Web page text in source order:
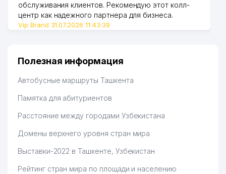
обслуживания клиентов. Рекомендую этот колл-
центр как надежного партнера для бизнеса.
Vip Brand 31.07.2026 11:43:39
Полезная информация
Автобусные маршруты Ташкента
Памятка для абитуриентов
Расстояние между городами Узбекистана
Домены верхнего уровня стран мира
Выставки-2022 в Ташкенте, Узбекистан
Рейтинг стран мира по площади и населению